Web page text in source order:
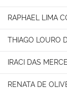
RAPHAEL LIMA
THIAGO LOURO
IRACI DAS
RENATA DE